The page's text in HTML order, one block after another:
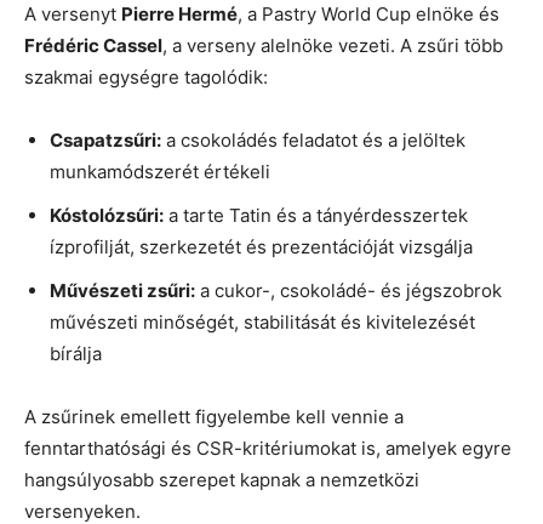
A versenyt Pierre Hermé, a Pastry World Cup elnöke és
Frédéric Cassel, a verseny alelnöke vezeti. A zsűri több
szakmai egységre tagolódik:
Csapatzsűri: a csokoládés feladatot és a jelöltek
munkamódszerét értékeli
Kóstolózsűri: a tarte Tatin és a tányérdesszertek
ízprofilját, szerkezetét és prezentációját vizsgálja
Művészeti zsűri: a cukor-, csokoládé- és jégszobrok
művészeti minőségét, stabilitását és kivitelezését
bírálja
A zsűrinek emellett figyelembe kell vennie a
fenntarthatósági és CSR-kritériumokat is, amelyek egyre
hangsúlyosabb szerepet kapnak a nemzetközi
versenyeken.